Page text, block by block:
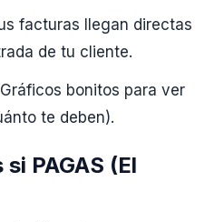
facturas llegan directas
de tu cliente.
Gráficos bonitos para ver
te deben).
PAGAS (El